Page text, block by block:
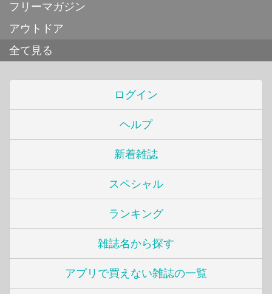
フリーマガジン
アウトドア
全て見る
ログイン
ヘルプ
新着雑誌
スペシャル
ランキング
雑誌名から探す
アプリで買えない雑誌の一覧